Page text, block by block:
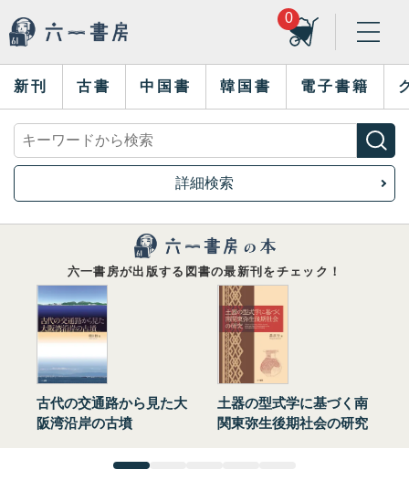
0
新刊 古書 中国書 韓国書 電子書籍
詳細検索
六一書房が出版する図書の最新刊をチェック！
古代の交通路から見た大
阪湾沿岸の古墳
土器の型式学に基づく南
関東弥生後期社会の研究